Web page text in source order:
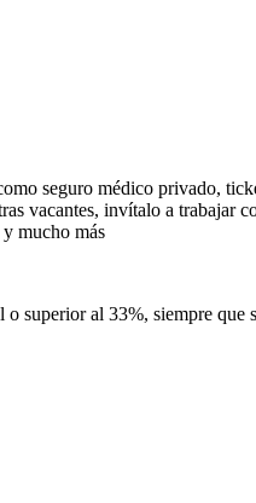
seguro médico privado,
vacantes, invítalo a
mucho más
o superior al 33%, siempre